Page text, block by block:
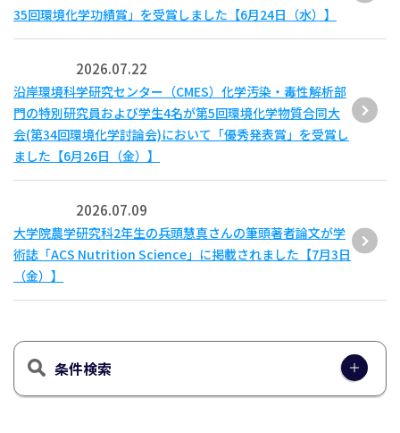
35回環境化学功績賞」を受賞しました【6月24日（水）】
2026.07.22
沿岸環境科学研究センター（CMES）化学汚染・毒性解析部
門の特別研究員および学生4名が第5回環境化学物質合同大
会(第34回環境化学討論会)において「優秀発表賞」を受賞し
ました【6月26日（金）】
2026.07.09
大学院農学研究科2年生の兵頭慧真さんの筆頭著者論文が学
術誌「ACS Nutrition Science」に掲載されました【7月3日
（金）】
条件検索